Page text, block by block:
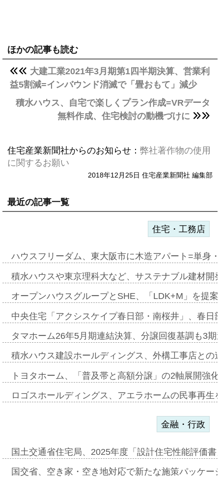
ほかの記事も読む
大建工業2021年3月期第1四半期決算、営業利
益5割減=インバウンド消滅で「畳おもて」減少
積水ハウス、自宅で楽しくプラン作成=VRデータ
無料作成、住宅検討の動機づけに
住宅産業新聞社からのお知らせ： 弊社著作物の使用
に関するお願い
2018年12月25日 住宅産業新聞社 編集部
最近の記事一覧
住宅・工務店
ハウスフリーダム、東大阪市に木造アパート=単身
積水ハウスや東京理科大など、サステナブル建材
オープンハウスグループとSHE、「LDK+M」を提
中央住宅「アクシスケイプ春日部・南桜井」、春
タマホーム26年5月期連結決算、分譲回復基調も3
積水ハウス建設ホールディングス、外構工事店と
トヨタホーム、「普及帯と高額分譲」の2軸展開強
ロゴスホールディングス、アエラホームの民事再
金融・行政
国土交通省住宅局、2025年度「設計住宅性能評価
国交省、空き家・空き地対応で新たな施策パッケ